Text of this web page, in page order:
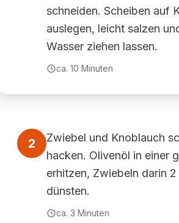
schneiden. Scheiben auf
auslegen, leicht salzen
Wasser ziehen lassen.
ca. 10 Minuten
2
Zwiebel und Knoblauch
hacken. Olivenöl in einer
erhitzen, Zwiebeln darin
dünsten.
ca. 3 Minuten